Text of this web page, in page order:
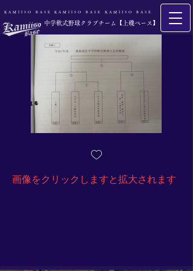
​KAMIISO BASE ​KAMIISO BASE
​KAMIISO BASE
​中学軟式野球クラブチーム【上磯ベース】
​画像をクリックしますと拡大されます